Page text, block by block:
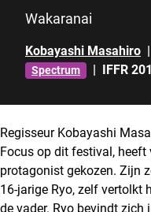
Wakaranai
Kobayashi Masahiro |
Spectrum | IFFR
Regisseur Kobayashi
Focus op dit festival, heeft
protagonist gekozen. Zijn
16-jarige Ryo, zelf vertolkt
de vader. Ryo bevindt